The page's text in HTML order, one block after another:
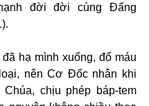
đời đời cùng Đấng
hạ mình xuống, đổ máu
nên Cơ Đốc nhân khi
chịu phép báp-tem